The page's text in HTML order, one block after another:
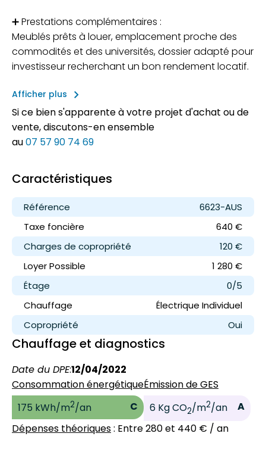
➕ Prestations complémentaires :
Meublés prêts à louer, emplacement proche des
commodités et des universités, dossier adapté pour
investisseur recherchant un bon rendement locatif.
Afficher plus keyboard_arrow_right
Si ce bien s'apparente à votre projet d'achat ou de
vente, discutons-en ensemble
au07 57 90 74 69
Caractéristiques
Référence
6623-AUS
Taxe foncière
640 €
Charges de copropriété
120 €
LoyerPossible
1 280 €
Étage
0/5
Chauffage
Électrique Individuel
Copropriété
Oui
Chauffage et diagnostics
Date du DPE:12/04/2022
Consommation énergétique
175 kWh/m2/an C
Émission de GES
6 Kg CO2/m2/an
A
Dépenses théoriques: Entre 280 et 440 € / an